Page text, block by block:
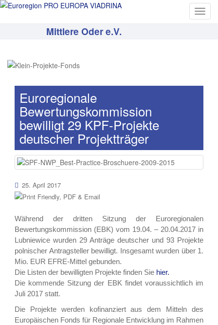
T
i
o
Mittlere Oder e.V.
Euroregionale
Bewertungskommission
bewilligt 29 KPF-Projekte
deutscher Projektträger
25. April 2017
Während der dritten Sitzung der Euroregionalen
Bewertungskommission (EBK) vom 19.04. – 20.04.2017 in
Lubniewice wurden 29 Anträge deutscher und 93 Projekte
polnischer Antragsteller bewilligt. Insgesamt wurden über 1.
Mio. EUR EFRE-Mittel gebunden.
Die Listen der bewilligten Projekte finden Sie hier.
Die kommende Sitzung der EBK findet voraussichtlich im
Juli 2017 statt.
Die Projekte werden kofinanziert aus dem Mitteln des
Europäischen Fonds für Regionale Entwicklung im Rahmen